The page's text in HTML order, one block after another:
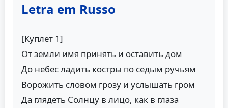
Letra em Russo
[Куплет 1]
От земли имя принять и оставить дом
До небес ладить костры по седым ручьям
Ворожить словом грозу и услышать гром
Да глядеть Солнцу в лицо, как в глаза